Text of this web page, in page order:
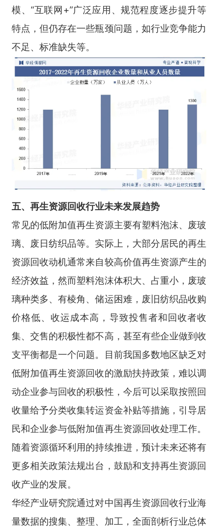
模、“互联网+”广泛应用、规范程度逐步提升等
特点，但仍存在一些瓶颈问题，如行业竞争能力
不足、标准缺失等。
五、再生资源回收行业未来发展趋势
常见的低附加值再生资源主要有塑料泡沫、废玻
璃、废日纺织品等。实际上，大部分居民的再生
资源回收动机通常来自较高价值再生资源产生的
经济效益，然而塑料泡沫体积大、占重小，废玻
璃种类多、有棱角、储运困难，废旧纺织品收购
价格低、收运成本高，导致投售者和回收者收
集、交售的积极性都不高，甚至有些企业做到收
支平衡都是一个问题。目前我国多数地区缺乏对
低附加值再生资源回收的激励扶持政策，难以调
动企业参与回收的积极性，今后可以采取按照回
收量给予分类收集转运资金补贴等措施，引导居
民和企业参与低附加值再生资源回收处理工作。
随着资源循环利用的持续推进，预计未来还将有
更多相关政策法规出台，鼓励和支持再生资源回
收产业的发展。
华经产业研究院通过对中国再生资源回收行业海
量数据的搜集、整理、加工，全面剖析行业总体